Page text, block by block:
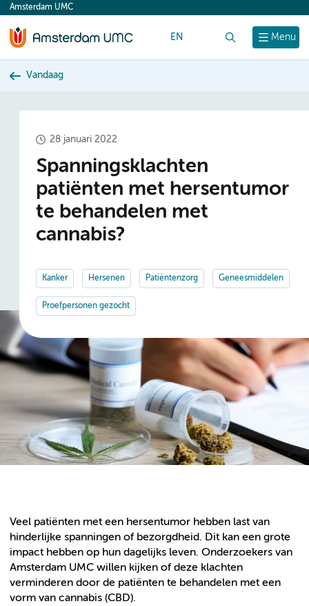
content
Menu
Amsterdam UMC
EN
Vandaag
28 januari 2022
Spanningsklachten
patiënten met hersentumor
te behandelen met
cannabis?
Kanker Hersenen Patiëntenzorg Geneesmiddelen
Proefpersonen gezocht
Veel patiënten met een hersentumor hebben last van
hinderlijke spanningen of bezorgdheid. Dit kan een grote
impact hebben op hun dagelijks leven. Onderzoekers van
Amsterdam UMC willen kijken of deze klachten
verminderen door de patiënten te behandelen met een
vorm van cannabis (CBD).